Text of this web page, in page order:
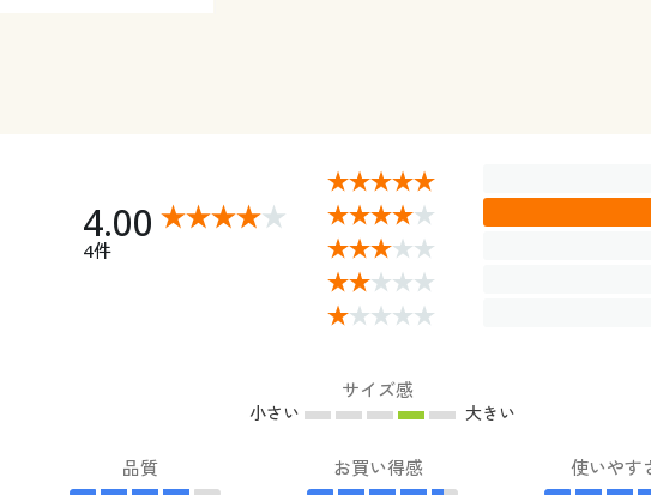
4.00
4件
サイズ感
小さい 大きい
品質 お買い得感 使いやす